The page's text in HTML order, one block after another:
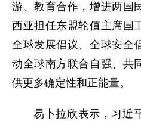
游、教育合作，增进两国
西亚担任东盟轮值主席国
全球发展倡议、全球安全
动全球南方联合自强、共
供更多确定性和正能量。
易卜拉欣表示，习近